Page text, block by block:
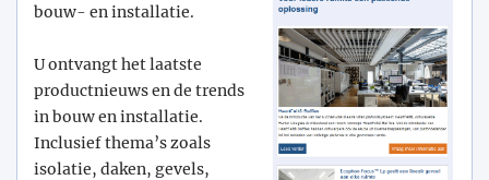
bouw- en installatie.
U ontvangt het laatste
productnieuws en de trends
in bouw en installatie.
Inclusief thema’s zoals
isolatie, daken, gevels,